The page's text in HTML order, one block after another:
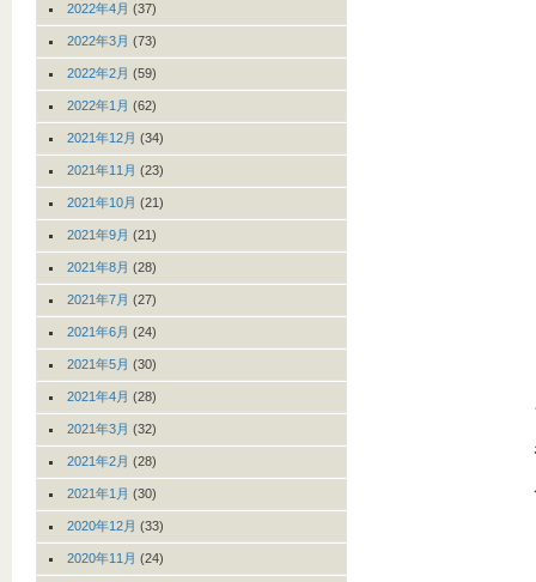
2022年4月 (37)
2022年3月 (73)
2022年2月 (59)
2022年1月 (62)
2021年12月 (34)
2021年11月 (23)
2021年10月 (21)
2021年9月 (21)
2021年8月 (28)
2021年7月 (27)
2021年6月 (24)
2021年5月 (30)
2021年4月 (28)
2021年3月 (32)
2021年2月 (28)
2021年1月 (30)
2020年12月 (33)
2020年11月 (24)